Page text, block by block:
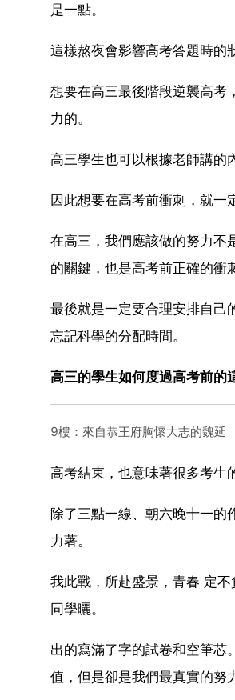
是一點。
這樣熬夜會影響高考答題時的
想要在高三最後階段逆襲高考
力的。
高三學生也可以根據老師講的
因此想要在高考前衝刺，就一
在高三，我們應該做的努力不
的關鍵，也是高考前正確的衝
最後就是一定要合理安排自己
忘記科學的分配時間。
高三的學生如何度過高考前的
9樓：來自恭王府胸懷大志的魏延
高考結束，也意味著很多考生
除了三點一線、朝六晚十一的
力著。
我此戰，所赴盛景，青春 定
同學曬。
出的寫滿了字的試卷和空筆
值，但是卻是我們最真實的努